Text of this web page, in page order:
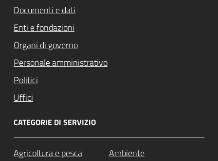
Documenti e dati
Enti e fondazioni
Organi di governo
Personale amministrativo
Politici
Uffici
CATEGORIE DI SERVIZIO
Agricoltura e pesca Ambiente